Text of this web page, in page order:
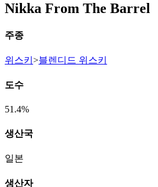
Nikka From The Barrel
주종
위스키 >블렌디드 위스키
도수
51.4%
생산국
일본
생산자